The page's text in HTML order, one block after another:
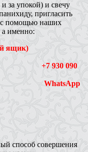
за упокой) и свечу
пригласить
с помощью наших
а именно:
ящик)
930 090
WhatsApp
сайт
способ совершения